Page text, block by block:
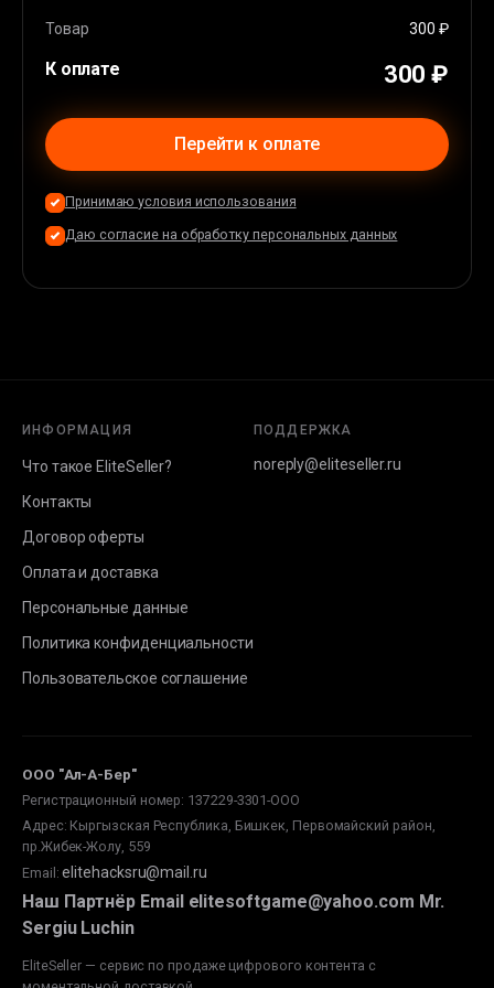
Товар 300 ₽
К оплате 300 ₽
Перейти к оплате
Принимаю условия использования
Даю согласие на обработку персональных данных
ИНФОРМАЦИЯ
Что такое EliteSeller?
Контакты
Договор оферты
Оплата и доставка
Персональные данные
Политика конфиденциальности
Пользовательское соглашение
ПОДДЕРЖКА
noreply@eliteseller.ru
ООО "Ал-А-Бер"
Регистрационный номер: 137229-3301-ООО
Адрес: Кыргызская Республика, Бишкек, Первомайский район,
пр.Жибек-Жолу, 559
Email : elitehacksru@mail.ru
Наш Партнёр Email elitesoftgame@yahoo.com Mr.
Sergiu Luchin
EliteSeller — сервис по продаже цифрового контента с